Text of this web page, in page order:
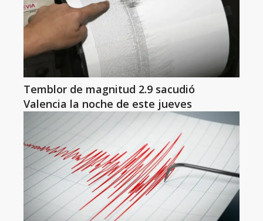
Temblor de magnitud 2.9 sacudió
Valencia la noche de este jueves